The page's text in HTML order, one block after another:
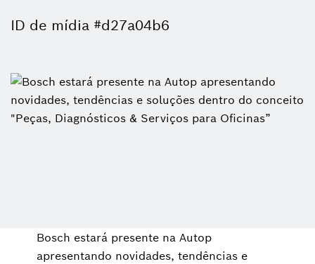
ID de mídia #d27a04b6
Bosch estará presente na Autop
apresentando novidades, tendências e